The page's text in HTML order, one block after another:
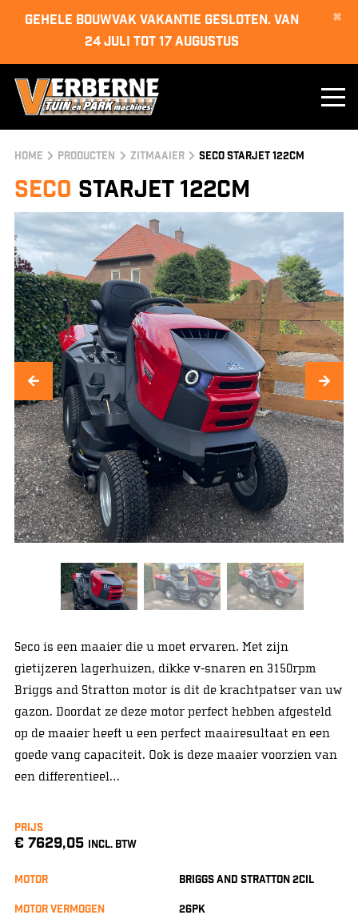
×
GEHELE BOUWVAK VAKANTIE GESLOTEN. van
24 juli tot 17 augustus
Home Producten Zitmaaier Seco Starjet 122cm
Seco Starjet 122cm
Seco is een maaier die u moet ervaren. Met zijn
gietijzeren lagerhuizen, dikke v-snaren en 3150rpm
Briggs and Stratton motor is dit de krachtpatser van uw
gazon. Doordat ze deze motor perfect hebben afgesteld
op de maaier heeft u een perfect maairesultaat en een
goede vang capaciteit. Ook is deze maaier voorzien van
een differentieel…
Prijs
€ 7629,05 INCL. BTW
Motor
Briggs and stratton 2cil
Motor vermogen
26pk